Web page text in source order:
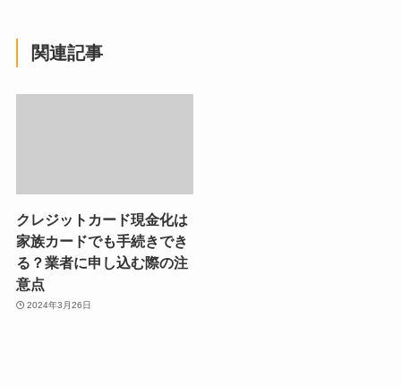
関連記事
クレジットカード現金化は
家族カードでも手続きでき
る？業者に申し込む際の注
意点
2024年3月26日